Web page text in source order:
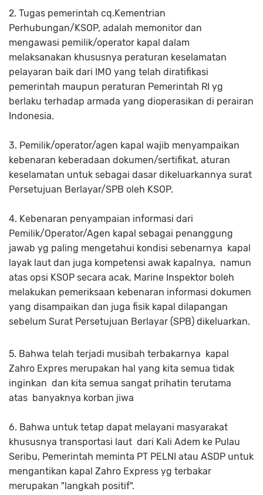
2. Tugas pemerintah cq.Kementrian
Perhubungan/KSOP, adalah memonitor dan
mengawasi pemilik/operator kapal dalam
melaksanakan khususnya peraturan keselamatan
pelayaran baik dari IMO yang telah diratifikasi
pemerintah maupun peraturan Pemerintah RI yg
berlaku terhadap armada yang dioperasikan di perairan
Indonesia.
3. Pemilik/operator/agen kapal wajib menyampaikan
kebenaran keberadaan dokumen/sertifikat, aturan
keselamatan untuk sebagai dasar dikeluarkannya surat
Persetujuan Berlayar/SPB oleh KSOP.
4. Kebenaran penyampaian informasi dari
Pemilik/Operator/Agen kapal sebagai penanggung
jawab yg paling mengetahui kondisi sebenarnya kapal
layak laut dan juga kompetensi awak kapalnya, namun
atas opsi KSOP secara acak, Marine Inspektor boleh
melakukan pemeriksaan kebenaran informasi dokumen
yang disampaikan dan juga fisik kapal dilapangan
sebelum Surat Persetujuan Berlayar (SPB) dikeluarkan.
5. Bahwa telah terjadi musibah terbakarnya kapal
Zahro Expres merupakan hal yang kita semua tidak
inginkan dan kita semua sangat prihatin terutama
atas banyaknya korban jiwa
6. Bahwa untuk tetap dapat melayani masyarakat
khususnya transportasi laut dari Kali Adem ke Pulau
Seribu, Pemerintah meminta PT PELNI atau ASDP untuk
mengantikan kapal Zahro Express yg terbakar
merupakan "langkah positif".